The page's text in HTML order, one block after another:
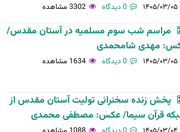
۱۴۰۵/۰۳/۰۵ 0 دیدگاه 3302 مشاهده
مراسم شب سوم مسلمیه در آستان مقدس/
مهدی شامحمدی
۱۴۰۵/۰۳/۰۵ 0 دیدگاه 1634 مشاهده
پخش زنده سخنرانی تولیت آستان مقدس از
قرآن سیما/ عکس: مصطفی محمدی